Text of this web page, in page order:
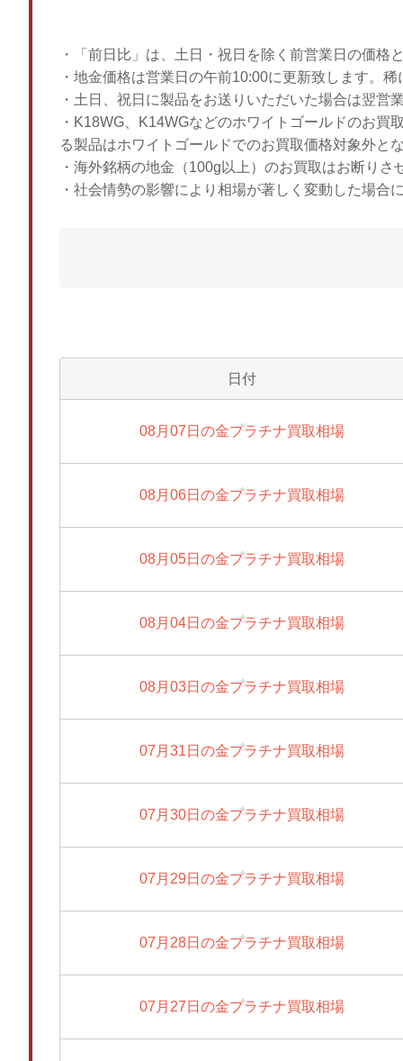
・「前日比」は、土日・祝日を除く前営業日の価格
・地金価格は営業日の午前10:00に更新致します。
・土日、祝日に製品をお送りいただいた場合は翌営
・K18WG、K14WGなどのホワイトゴールドのお
る製品はホワイトゴールドでのお買取価格対象外とな
・海外銘柄の地金（100g以上）のお買取はお断りさ
・社会情勢の影響により相場が著しく変動した場合
日付
08月07日の金プラチナ買取相場
08月06日の金プラチナ買取相場
08月05日の金プラチナ買取相場
08月04日の金プラチナ買取相場
08月03日の金プラチナ買取相場
07月31日の金プラチナ買取相場
07月30日の金プラチナ買取相場
07月29日の金プラチナ買取相場
07月28日の金プラチナ買取相場
07月27日の金プラチナ買取相場